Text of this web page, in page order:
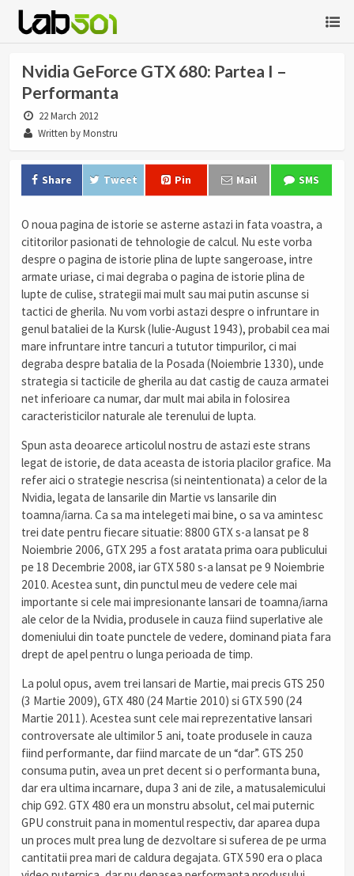
Nvidia GeForce GTX 680: Partea I –
Performanta
22 March 2012
Written by Monstru
Share Tweet Pin Mail SMS
O noua pagina de istorie se asterne astazi in fata voastra, a
cititorilor pasionati de tehnologie de calcul. Nu este vorba
despre o pagina de istorie plina de lupte sangeroase, intre
armate uriase, ci mai degraba o pagina de istorie plina de
lupte de culise, strategii mai mult sau mai putin ascunse si
tactici de gherila. Nu vom vorbi astazi despre o infruntare in
genul bataliei de la Kursk (Iulie-August 1943), probabil cea mai
mare infruntare intre tancuri a tututor timpurilor, ci mai
degraba despre batalia de la Posada (Noiembrie 1330), unde
strategia si tacticile de gherila au dat castig de cauza armatei
net inferioare ca numar, dar mult mai abila in folosirea
caracteristicilor naturale ale terenului de lupta.
Spun asta deoarece articolul nostru de astazi este strans
legat de istorie, de data aceasta de istoria placilor grafice. Ma
refer aici o strategie nescrisa (si neintentionata) a celor de la
Nvidia, legata de lansarile din Martie vs lansarile din
toamna/iarna. Ca sa ma intelegeti mai bine, o sa va amintesc
trei date pentru fiecare situatie: 8800 GTX s-a lansat pe 8
Noiembrie 2006, GTX 295 a fost aratata prima oara publicului
pe 18 Decembrie 2008, iar GTX 580 s-a lansat pe 9 Noiembrie
2010. Acestea sunt, din punctul meu de vedere cele mai
importante si cele mai impresionante lansari de toamna/iarna
ale celor de la Nvidia, produsele in cauza fiind superlative ale
domeniului din toate punctele de vedere, dominand piata fara
drept de apel pentru o lunga perioada de timp.
La polul opus, avem trei lansari de Martie, mai precis GTS 250
(3 Martie 2009), GTX 480 (24 Martie 2010) si GTX 590 (24
Martie 2011). Acestea sunt cele mai reprezentative lansari
controversate ale ultimilor 5 ani, toate produsele in cauza
fiind performante, dar fiind marcate de un “dar”. GTS 250
consuma putin, avea un pret decent si o performanta buna,
dar era ultima incarnare, dupa 3 ani de zile, a matusalemicului
chip G92. GTX 480 era un monstru absolut, cel mai puternic
GPU construit pana in momentul respectiv, dar aparea dupa
un proces mult prea lung de dezvoltare si suferea de pe urma
cantitatii prea mari de caldura degajata. GTX 590 era o placa